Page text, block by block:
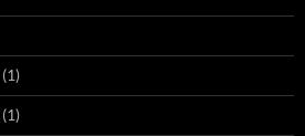
(1)
(1)